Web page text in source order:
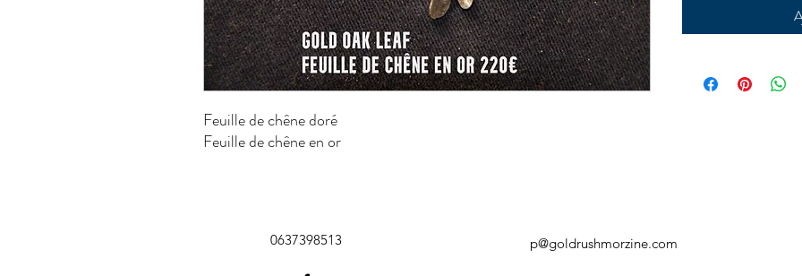
Feuille de chêne doré
Feuille de chêne en or
0637398513 p@goldrushmorzine.com